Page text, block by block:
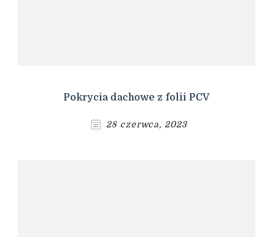
Pokrycia dachowe z folii PCV
28 czerwca, 2023